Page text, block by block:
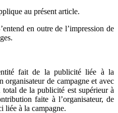
au présent article.
en outre de l’impression de
fait de la publicité liée à la
organisateur de campagne et avec
de la publicité est supérieur à
faite à l’organisateur, de
liée à la campagne.